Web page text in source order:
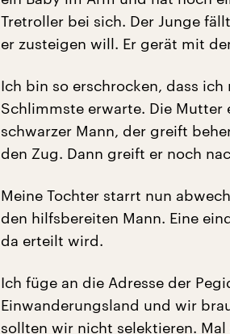
Tretroller bei sich. Der Junge
er zusteigen will. Er gerät mit
Ich bin so erschrocken, dass
Schlimmste erwarte. Die Mutter
schwarzer Mann, der greift
den Zug. Dann greift er noch
Meine Tochter starrt nun
den hilfsbereiten Mann. Eine
da erteilt wird.
Ich füge an die Adresse der
Einwanderungsland und wir
sollten wir nicht selektieren.